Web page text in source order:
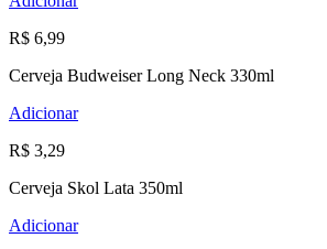
R$ 6,99
Cerveja Budweiser Long Neck 330ml
Adicionar
R$ 3,29
Cerveja Skol Lata 350ml
Adicionar